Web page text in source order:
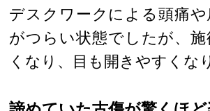
デスクワークによる頭痛
がつらい状態でしたが、
くなり、目も開きやすくな